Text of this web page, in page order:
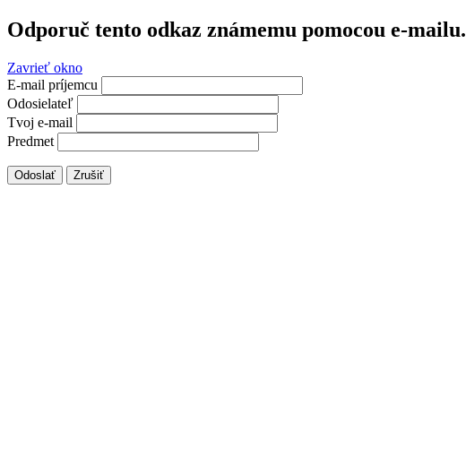
Odporuč tento odkaz známemu pomocou e-mailu.
Zavrieť okno
E-mail príjemcu
Odosielateľ
Tvoj e-mail
Predmet
Odoslať Zrušiť